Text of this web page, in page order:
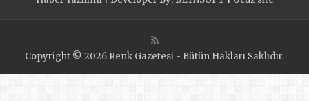
Copyright © 2026 Renk Gazetesi - Bütün Hakları Saklıdır.